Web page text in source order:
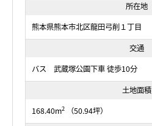
所在地
熊本県熊本市北区龍田弓削１丁目
交通
バス 武蔵塚公園下車 徒歩10分
土地面積
168.40m2
（50.94坪）